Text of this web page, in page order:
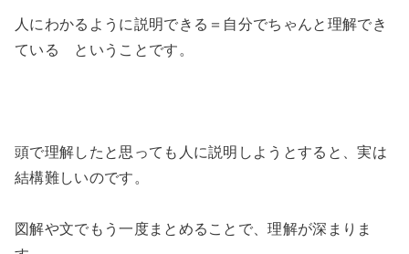
人にわかるように説明できる＝自分でちゃんと理解でき
ている ということです。
頭で理解したと思っても人に説明しようとすると、実は
結構難しいのです。
図解や文でもう一度まとめることで、理解が深まりま